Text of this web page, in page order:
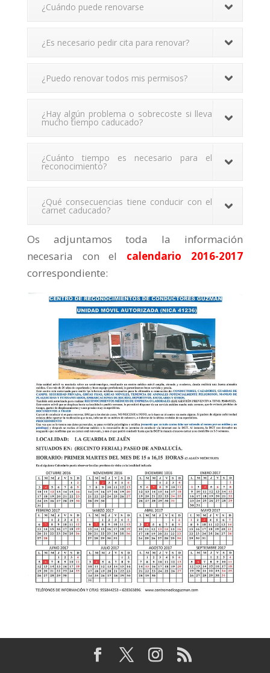
¿Cuándo puede renovarse
¿Es necesario pedir cita para renovar?
¿Puedo renovar todos mis permisos?
¿Hay algún problema o sobrecoste si lleva
mucho tiempo caducado?
¿Cuánto tiempo es necesario para el
reconocimiento?
¿Qué consecuencias tiene conducir con el
carnet caducado?
Os adjuntamos toda la información
necesaria con el calendario 2016-2017
correspondiente: